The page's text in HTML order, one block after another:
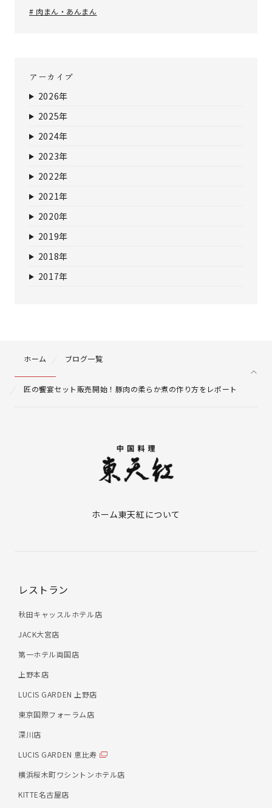
# 肉まん・あんまん
アーカイブ
2026年
2025年
2024年
2023年
2022年
2021年
2020年
2019年
2018年
2017年
ホーム ブログ一覧
匠の饗宴セット販売開始！豚肉の柔らか煮の作り方をレポート
ホーム東天紅について
レストラン
秋田キャッスルホテル店
JACK大宮店
第一ホテル両国店
上野本店
LUCIS GARDEN 上野店
東京国際フォーラム店
深川店
LUCIS GARDEN 恵比寿
横浜桜木町ワシントンホテル店
KITTE名古屋店